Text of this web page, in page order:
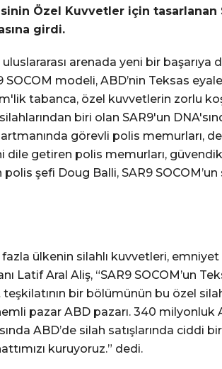
Özel Kuvvetler için
girdi.
arenada yeni bir başarıya
SOCOM modeli, ABD’nin Teksas
tabanca, özel kuvvetlerin zorlu
biri olan SAR9'un
görevli polis memurları,
dile getiren polis memurları,
şefi Doug Balli, SAR9 SOCOM’un
ülkenin silahlı kuvvetleri, emniyet
Aral Aliş, “SAR9 SOCOM’un
bir bölümünün bu özel
pazar ABD pazarı. 340 milyonluk
ABD’de silah satışlarında ciddi bir
kuruyoruz.” dedi.